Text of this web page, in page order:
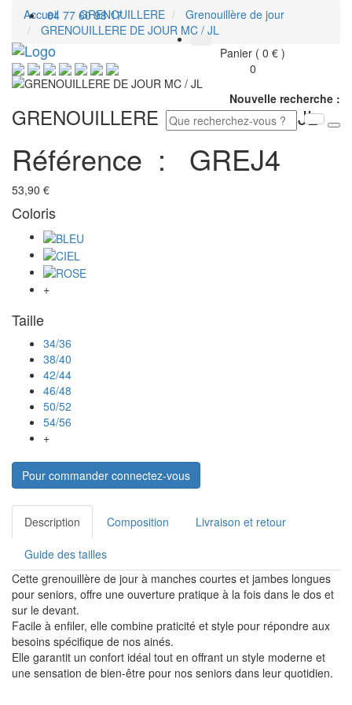
04 77 60 98 17
Panier ( 0 € )
0
Nouvelle recherche :
Accueil GRENOUILLERE
Grenouillère de jour
GRENOUILLERE DE JOUR MC / JL
GRENOUILLERE DE JOUR MC / JL
Référence : GREJ4
53,90 €
Coloris
+
Taille
34/36
38/40
42/44
46/48
50/52
54/56
+
Pour commander connectez-vous
Description Composition Livraison et retour
Guide des tailles
Cette grenouillère de jour à manches courtes et jambes longues
pour seniors, offre une ouverture pratique à la fois dans le dos et
sur le devant.
Facile à enfiler, elle combine praticité et style pour répondre aux
besoins spécifique de nos ainés.
Elle garantit un confort idéal tout en offrant un style moderne et
une sensation de bien-être pour nos seniors dans leur quotidien.